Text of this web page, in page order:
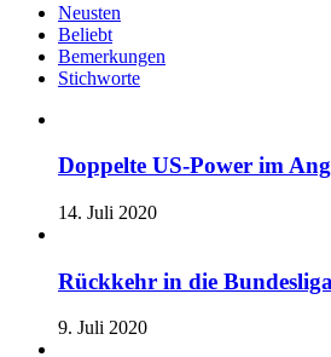
Neusten
Beliebt
Bemerkungen
Stichworte
Doppelte US-Power im
14. Juli 2020
Rückkehr in die Bundesliga
9. Juli 2020